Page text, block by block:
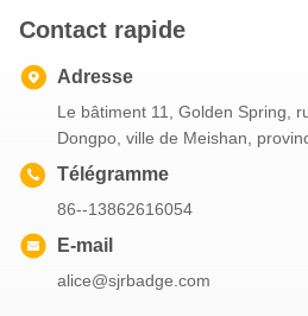
Contact rapide
Adresse
Le bâtiment 11, Golden Spring,
Dongpo, ville de Meishan,
Télégramme
86--13862616054
E-mail
alice@sjrbadge.com